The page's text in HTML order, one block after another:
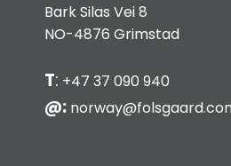
Bark Silas Vei 8
NO-4876 Grimstad
T: +47 37 090 940
@: